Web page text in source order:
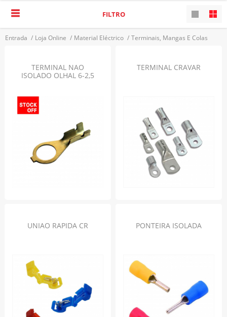
Entrada / Loja Online / Material Eléctrico / Terminais, Mangas E Colas
FILTRO
TERMINAL NAO
ISOLADO OLHAL 6-2,5
TERMINAL CRAVAR
UNIAO RAPIDA CR PONTEIRA ISOLADA